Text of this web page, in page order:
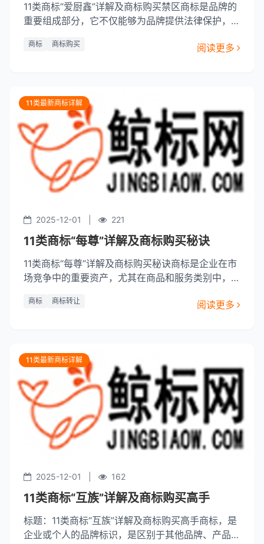
11类商标“爱厨鑫”详解及商标购买禁区商标是品牌的
重要组成部分，它不仅能够为品牌提供法律保护，还
绍11类商标“爱厨鑫”，并探讨其特点及优势，同时提
商标 商标购买 阅读更多
11类最新商标详解
2025-12-01 221
11类商标“每尊”详解及商标购买秘诀
11类商标“每尊”详解及商标购买秘诀商标是企业在市
场竞争中的重要资产，尤其在商品和服务类别中，商
力。本文将重点介绍“11类商标”——“每尊”商标的特
商标 商标转让 阅读更多
11类最新商标详解
2025-12-01 162
11类商标“互族”详解及商标购买高手
标题：11类商标“互族”详解及商标购买高手商标，是
企业或个人的品牌标识，是区别于其他品牌、产品或